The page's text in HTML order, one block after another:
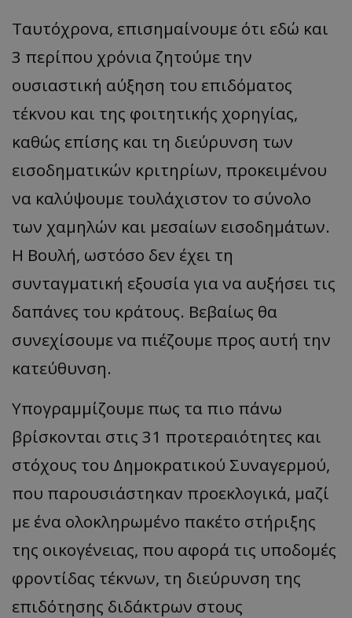
Ταυτόχρονα, επισημαίνουμε ότι εδώ και
3 περίπου χρόνια ζητούμε την
ουσιαστική αύξηση του επιδόματος
τέκνου και της φοιτητικής χορηγίας,
καθώς επίσης και τη διεύρυνση των
εισοδηματικών κριτηρίων, προκειμένου
να καλύψουμε τουλάχιστον το σύνολο
των χαμηλών και μεσαίων εισοδημάτων.
Η Βουλή, ωστόσο δεν έχει τη
συνταγματική εξουσία για να αυξήσει τις
δαπάνες του κράτους. Βεβαίως θα
συνεχίσουμε να πιέζουμε προς αυτή την
κατεύθυνση.
Υπογραμμίζουμε πως τα πιο πάνω
βρίσκονται στις 31 προτεραιότητες και
στόχους του Δημοκρατικού Συναγερμού,
που παρουσιάστηκαν προεκλογικά, μαζί
με ένα ολοκληρωμένο πακέτο στήριξης
της οικογένειας, που αφορά τις υποδομές
φροντίδας τέκνων, τη διεύρυνση της
επιδότησης διδάκτρων στους